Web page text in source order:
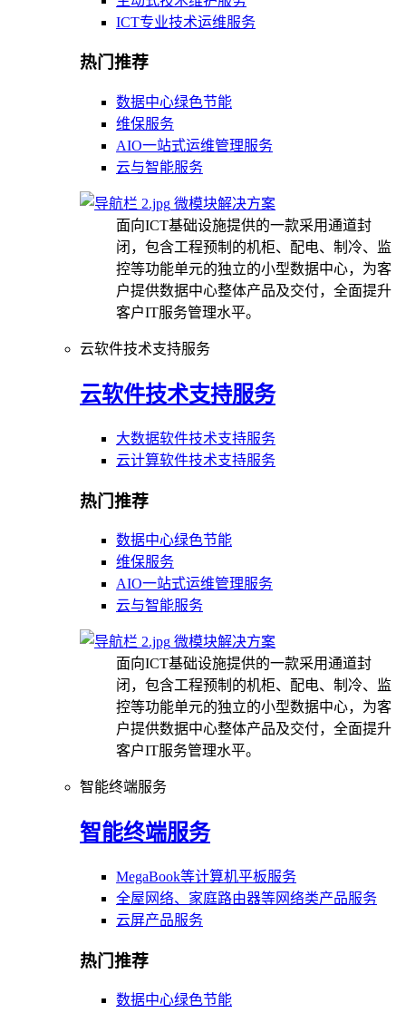
ICT专业技术运维服务
热门推荐
数据中心绿色节能
维保服务
AIO一站式运维管理服务
云与智能服务
微模块解决方案
面向ICT基础设施提供的一款采用通道封
闭，包含工程预制的机柜、配电、制冷、监
控等功能单元的独立的小型数据中心，为客
户提供数据中心整体产品及交付，全面提升
客户IT服务管理水平。
云软件技术支持服务
云软件技术支持服务
大数据软件技术支持服务
云计算软件技术支持服务
热门推荐
数据中心绿色节能
维保服务
AIO一站式运维管理服务
云与智能服务
微模块解决方案
面向ICT基础设施提供的一款采用通道封
闭，包含工程预制的机柜、配电、制冷、监
控等功能单元的独立的小型数据中心，为客
户提供数据中心整体产品及交付，全面提升
客户IT服务管理水平。
智能终端服务
智能终端服务
MegaBook等计算机平板服务
全屋网络、家庭路由器等网络类产品服务
云屏产品服务
热门推荐
数据中心绿色节能